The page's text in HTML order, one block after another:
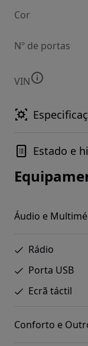
Cor
Nº de portas
VIN
Estado e
Áudio e
Rádio
Porta USB
Ecrã táctil
Conforto e